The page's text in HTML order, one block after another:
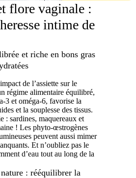
flore vaginale :
intime de
et riche en bons gras
de l’assiette sur le
régime alimentaire équilibré,
3 et oméga-6, favorise la
et la souplesse des tissus.
: sardines, maquereaux et
! Les phyto-œstrogènes
peuvent aussi mimer
Et n’oubliez pas le
d’eau tout au long de la
: rééquilibrer la